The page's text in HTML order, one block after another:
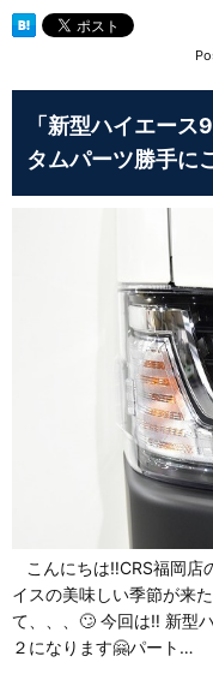
「新型ハイエー
タムパーツ勝手に
こんにちは‼CRS福岡店
イスの美味しい季節が来
て、、、🙄 今回は‼ 新型
２になります🤗パート…